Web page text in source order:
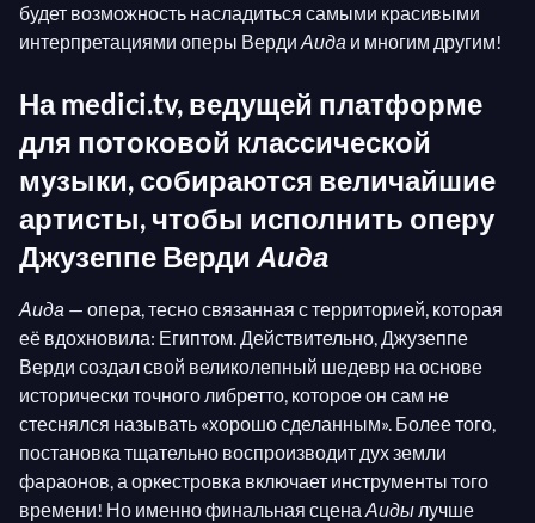
будет возможность насладиться самыми красивыми
интерпретациями оперы Верди Аида и многим другим!
На medici.tv, ведущей платформе
для потоковой классической
музыки, собираются величайшие
артисты, чтобы исполнить оперу
Джузеппе Верди Аида
Аида — опера, тесно связанная с территорией, которая
её вдохновила: Египтом. Действительно, Джузеппе
Верди создал свой великолепный шедевр на основе
исторически точного либретто, которое он сам не
стеснялся называть «хорошо сделанным». Более того,
постановка тщательно воспроизводит дух земли
фараонов, а оркестровка включает инструменты того
времени! Но именно финальная сцена Аиды лучше